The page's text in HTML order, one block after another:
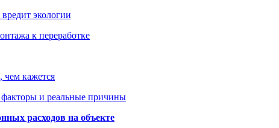
экологии
к переработке
чем кажется
и реальные причины
расходов на объекте